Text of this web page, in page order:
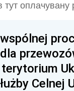
тут оплачувану
Celnej